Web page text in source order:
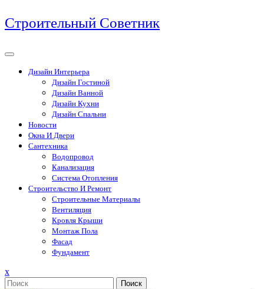
Перейти
к
Строительный Советник
Дизайн Интерьера
Дизайн Гостиной
Дизайн Ванной
Дизайн Кухни
Дизайн Спальни
Новости
Окна И Двери
Сантехника
Водопровод
Канализация
Система Отопления
Строительство И Ремонт
Строительные Материалы
Вентиляция
Кровля Крыши
Монтаж Пола
Фасад
Фундамент
xЗакрыть
меню
Поиск